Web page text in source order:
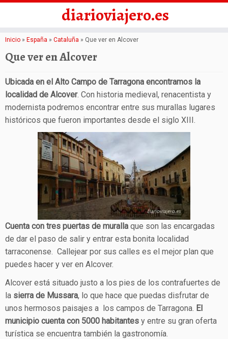
Saltar
contenido
diarioviajero.es
Inicio » España » Cataluña » Que ver en Alcover
Que ver en Alcover
Ubicada en el Alto Campo de Tarragona encontramos la
localidad de Alcover. Con historia medieval, renacentista y
modernista podremos encontrar entre sus murallas lugares
históricos que fueron importantes desde el siglo XIII.
Cuenta con tres puertas de muralla que son las encargadas
de dar el paso de salir y entrar esta bonita localidad
tarraconense. Callejear por sus calles es el mejor plan que
puedes hacer y ver en Alcover.
Alcover está situado justo a los pies de los contrafuertes de
la sierra de Mussara, lo que hace que puedas disfrutar de
unos hermosos paisajes a los campos de Tarragona. El
municipio cuenta con 5000 habitantes y entre su gran oferta
turística se encuentra también la gastronomía.